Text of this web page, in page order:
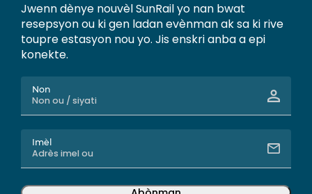
Jwenn dènye nouvèl SunRail yo nan bwat
resepsyon ou ki gen ladan evènman ak sa ki rive
toupre estasyon nou yo. Jis enskri anba a epi
konekte.
Non
Imèl